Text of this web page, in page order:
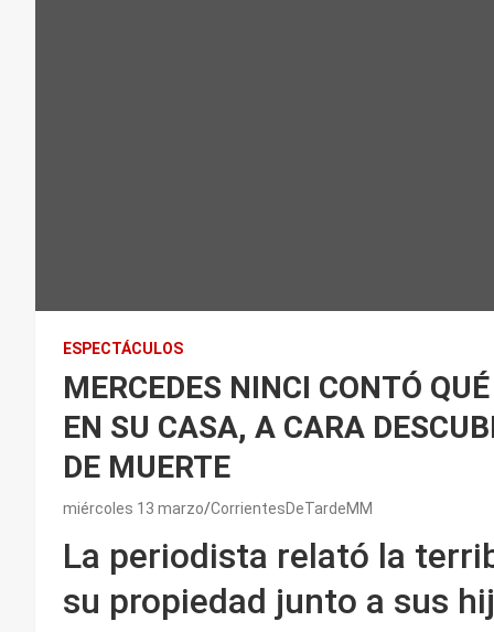
ESPECTÁCULOS
MERCEDES NINCI CONTÓ
EN SU CASA, A CARA
DE MUERTE
miércoles 13 marzo CorrientesDeTardeMM
La periodista relató la
su propiedad junto a sus